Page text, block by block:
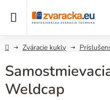
DomovZváracie kukly
Weldcap